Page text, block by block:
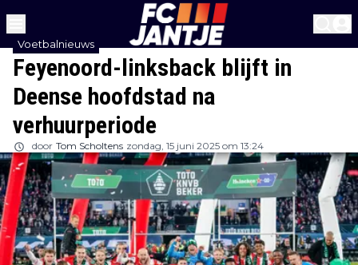
Feyenoord-linksback blijft in
Deense hoofdstad na
verhuurperiode
Voetbalnieuws
door Tom Scholtens zondag, 15 juni 2025 om 13:24